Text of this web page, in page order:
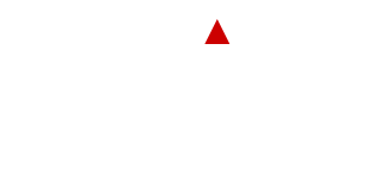
▲